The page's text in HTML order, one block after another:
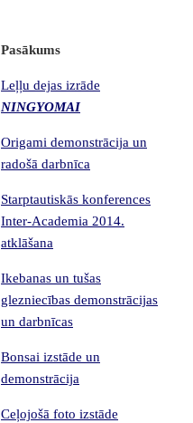
Pasākums
Leļļu dejas izrāde
NINGYOMAI
Origami demonstrācija un
radošā darbnīca
Starptautiskās konferences
Inter-Academia 2014.
atklāšana
Ikebanas un tušas
glezniecības demonstrācijas
un darbnīcas
Bonsai izstāde un
demonstrācija
Ceļojošā foto izstāde